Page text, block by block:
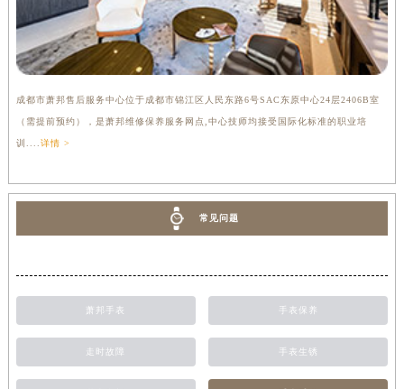
成都市萧邦售后服务中心位于成都市锦江区人民东路6号SAC东原中心24层2406B室
（需提前预约），是萧邦维修保养服务网点,中心技师均接受国际化标准的职业培
训.... 详情 >
常见问题
萧邦手表 手表保养
走时故障 手表生锈